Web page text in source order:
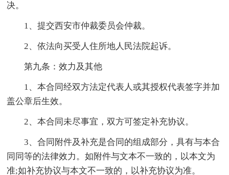
决。
1、提交西安市仲裁委员会仲裁。
2、依法向买受人住所地人民法院起诉。
第九条：效力及其他
1、本合同经双方法定代表人或其授权代表签字并加
盖公章后生效。
2、本合同未尽事宜，双方可签定补充协议。
3、合同附件及补充是合同的组成部分，具有与本合
同同等的法律效力。如附件与文本不一致的，以本文为
准;如补充协议与本文不一致的，以补充协议为准。